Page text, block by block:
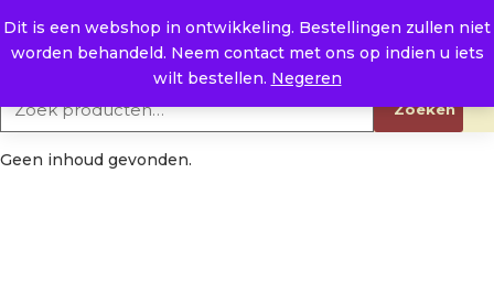
Dit is een webshop in ontwikkeling. Bestellingen zullen niet
worden behandeld. Neem contact met ons op indien u iets
wilt bestellen. Negeren
E. info@raysland.nl
Productcategorieën
Zoeken
Geen inhoud gevonden.